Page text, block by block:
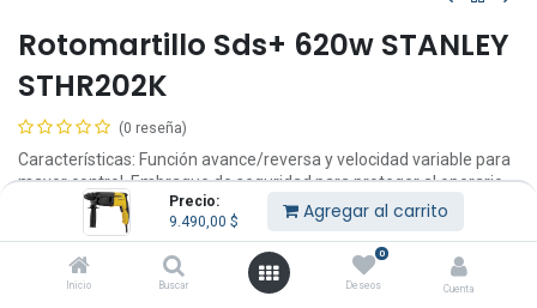
Precio:
9.490,00 $ Agregar al carrito
Inicio Buscar
0
Deseos Cuenta
Rotomartillo Sds+ 620w STANLEY
STHR202K
(0 reseña)
Características: Función avance/reversa y velocidad variable para
mayor control. Embrague de seguridad para proteger al operario.
9.490,00$ IVA Incluido